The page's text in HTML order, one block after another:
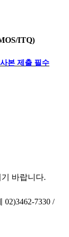
ITQ)
본 제출 필수
바랍니다.
02)3462-7330 /